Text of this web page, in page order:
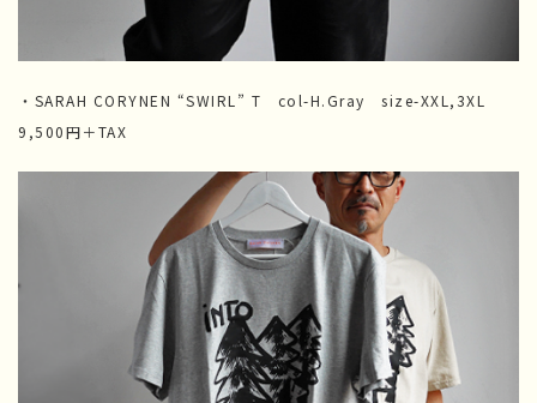
・SARAH CORYNEN “SWIRL” T col-H.Gray size-XXL,3XL
9,500円＋TAX